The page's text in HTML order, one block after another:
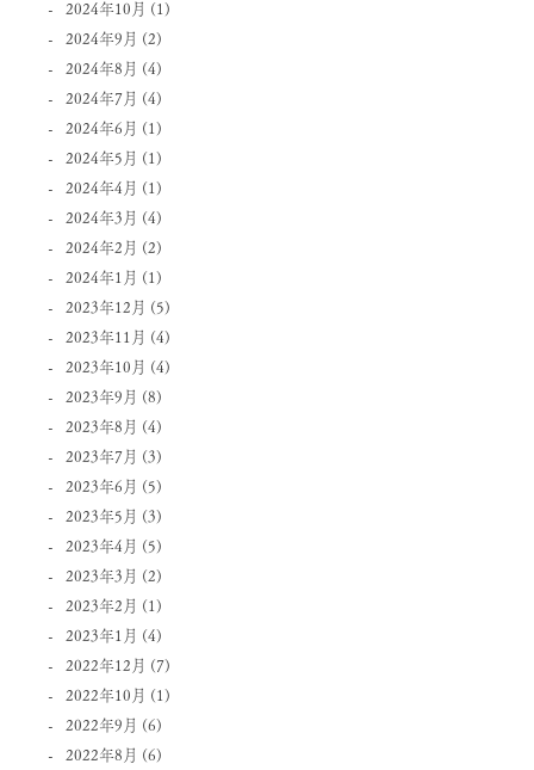
2024年10月 (1)
2024年9月 (2)
2024年8月 (4)
2024年7月 (4)
2024年6月 (1)
2024年5月 (1)
2024年4月 (1)
2024年3月 (4)
2024年2月 (2)
2024年1月 (1)
2023年12月 (5)
2023年11月 (4)
2023年10月 (4)
2023年9月 (8)
2023年8月 (4)
2023年7月 (3)
2023年6月 (5)
2023年5月 (3)
2023年4月 (5)
2023年3月 (2)
2023年2月 (1)
2023年1月 (4)
2022年12月 (7)
2022年10月 (1)
2022年9月 (6)
2022年8月 (6)